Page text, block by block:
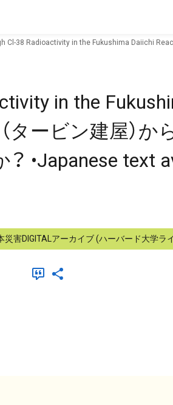
the Fukushima Daiichi Reactor #1? 福島第一原発の１号機（タービン建屋）から検出された高濃度放
in the
タービン建屋）か
•Japanese text
災害DIGITALアーカイブ (ハーバード大学ラ